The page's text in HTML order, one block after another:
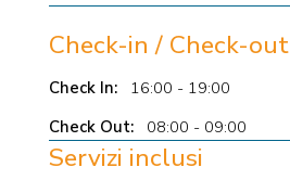
Check-in / Check-out
Check In:
16:00 - 19:00
Check Out:
08:00 - 09:00
Servizi inclusi